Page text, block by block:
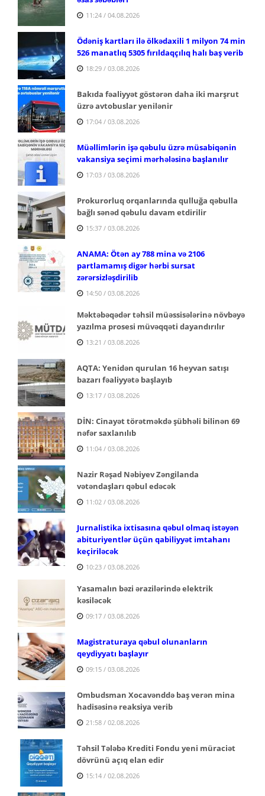
11:24 / 04.08.2026
Ödəniş kartları ilə ölkədaxili 1 milyon 74 min
526 manatlıq 5305 fırıldaqçılıq halı baş verib
18:29 / 03.08.2026
Bakıda fəaliyyət göstərən daha iki marşrut
üzrə avtobuslar yenilənir
17:04 / 03.08.2026
Müəllimlərin işə qəbulu üzrə müsabiqənin
vakansiya seçimi mərhələsinə başlanılır
17:03 / 03.08.2026
Prokurorluq orqanlarında qulluğa qəbulla
bağlı sənəd qəbulu davam etdirilir
15:37 / 03.08.2026
ANAMA: Ötən ay 788 mina və 2106
partlamamış digər hərbi sursat
zərərsizləşdirilib
14:50 / 03.08.2026
Məktəbəqədər təhsil müəssisələrinə növbəyə
yazılma prosesi müvəqqəti dayandırılır
13:21 / 03.08.2026
AQTA: Yenidən qurulan 16 heyvan satışı
bazarı fəaliyyətə başlayıb
13:17 / 03.08.2026
DİN: Cinayət törətməkdə şübhəli bilinən 69
nəfər saxlanılıb
11:04 / 03.08.2026
Nazir Rəşad Nəbiyev Zəngilanda
vətəndaşları qəbul edəcək
11:02 / 03.08.2026
Jurnalistika ixtisasına qəbul olmaq istəyən
abituriyentlər üçün qabiliyyət imtahanı
keçiriləcək
10:23 / 03.08.2026
Yasamalın bəzi ərazilərində elektrik
kəsiləcək
09:17 / 03.08.2026
Magistraturaya qəbul olunanların
qeydiyyatı başlayır
09:15 / 03.08.2026
Ombudsman Xocavənddə baş verən mina
hadisəsinə reaksiya verib
21:58 / 02.08.2026
Təhsil Tələbə Krediti Fondu yeni müraciət
dövrünü açıq elan edir
15:14 / 02.08.2026